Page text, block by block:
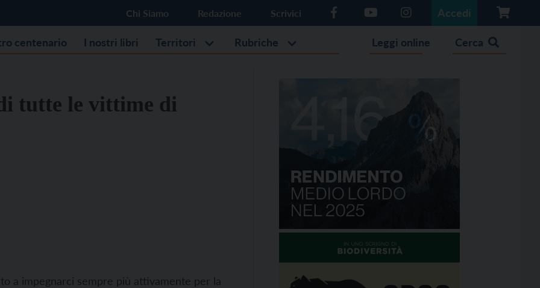
Chi Siamo Redazione Scrivici Accedi
centenario I nostri libri Territori Rubriche Leggi online Cerca
tutte le vittime di
a impegnarci sempre più attivamente per la